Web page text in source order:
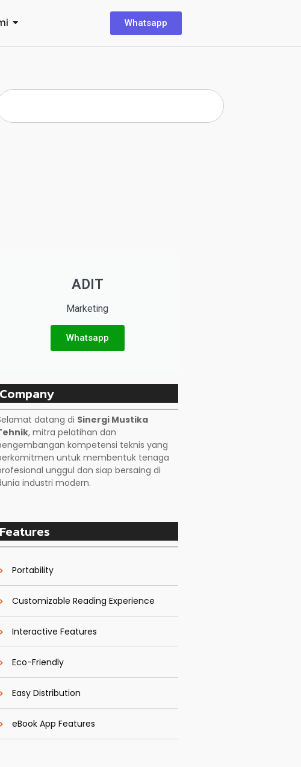
Whatsapp
ADIT
Marketing
Whatsapp
Company
datang di Sinergi Mustika
, mitra pelatihan dan
kompetensi teknis yang
untuk membentuk tenaga
unggul dan siap bersaing di
industri modern.
Features
Portability
Customizable Reading Experience
Interactive Features
Eco-Friendly
Easy Distribution
eBook App Features